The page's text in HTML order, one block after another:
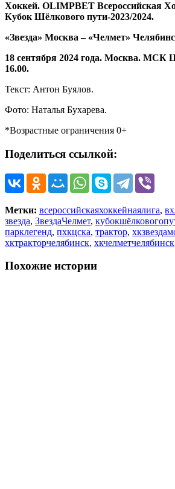
Хоккей. OLIMPBET Всероссийская
Кубок Шёлкового пути-2023/2024.
«Звезда» Москва – «Челмет»
18 сентября 2024 года. Москва.
16.00.
Текст: Антон Буялов.
Фото: Наталья Бухарева.
*Возрастные ограничения 0+
Поделиться ссылкой:
Метки: всероссийскаяхоккейнаялига,
звезда, ЗвездаЧелмет,
парклегенд, пхкцска, трактор,
хктракторчелябинск, хкчелметчелябинск
Похожие истории